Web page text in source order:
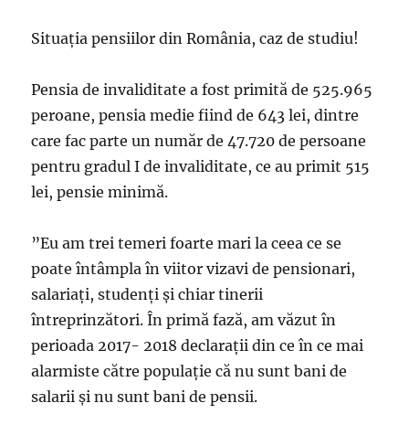
Situația pensiilor din România, caz de studiu!
Pensia de invaliditate a fost primită de 525.965
peroane, pensia medie fiind de 643 lei, dintre
care fac parte un număr de 47.720 de persoane
pentru gradul I de invaliditate, ce au primit 515
lei, pensie minimă.
”Eu am trei temeri foarte mari la ceea ce se
poate întâmpla în viitor vizavi de pensionari,
salariaţi, studenţi şi chiar tinerii
întreprinzători. În primă fază, am văzut în
perioada 2017- 2018 declaraţii din ce în ce mai
alarmiste către populaţie că nu sunt bani de
salarii şi nu sunt bani de pensii.